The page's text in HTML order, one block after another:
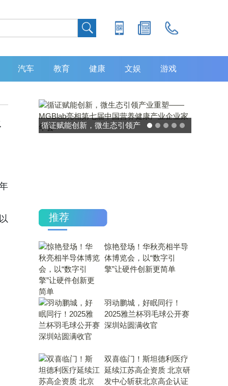
汽车 教育 健康 文娱 游戏
灵敏度超 80% 特异性 99%！
推荐
惊艳登场！华秋亮相半导
体博览会，以“数字引
擎”让硬件创新更简单
羽动鹏城，好眠同行！
2025雅兰杯羽毛球公开赛
深圳站圆满收官
双喜临门！斯坦德利医疗
延续江苏高企资质 北京研
发中心斩获北京高企认证